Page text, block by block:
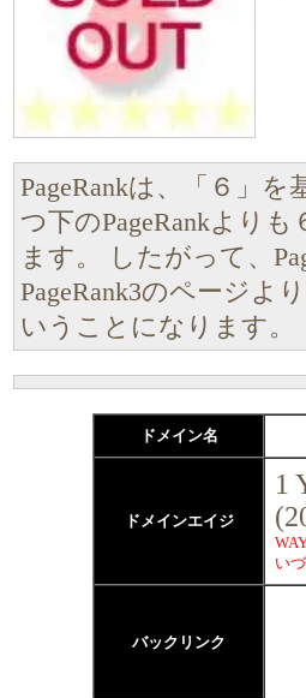
PageRankは、「６」
つ下のPageRankより
ます。 したがって、
PageRank3のページよ
いうことになります。
ドメイン名
ドメインエイジ
1
い
バックリンク